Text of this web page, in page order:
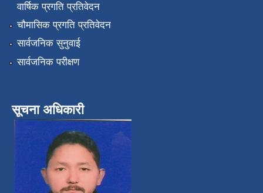
वार्षिक प्रगति प्रतिवेदन
चौमासिक प्रगति प्रतिवेदन
सार्वजनिक सुनुवाई
सार्वजनिक परीक्षण
सूचना अधिकारी